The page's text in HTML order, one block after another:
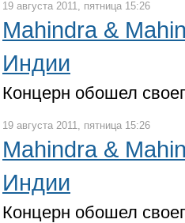
19 августа 2011, пятница 15:26
Mahindra &
Индии
Концерн обошел
19 августа 2011, пятница 15:26
Mahindra &
Индии
Концерн обошел